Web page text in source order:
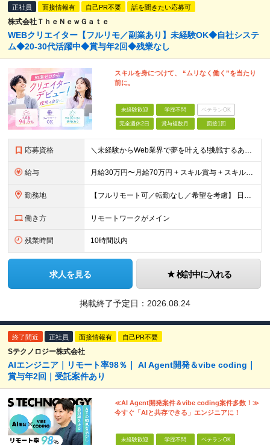
正社員 面接情報有 自己PR不要 話を聞きたい応募可
株式会社ＴｈｅＮｅｗＧａｔｅ
WEBクリエイター【フルリモ／副業あり】未経験OK◆自社システ
ム◆20-30代活躍中◆賞与年2回◆残業なし
スキルを身につけて、 “ムリなく働く”を当たり
前に。
未経験歓迎 学歴不問 ベテランOK
完全週休2日 賞与複数月 面接1回
応募資格 ＼未経験からWeb業界で夢を叶える!挑戦するあなたを全力サポート／ ★学歴・経験不問! ★未経験・クリエイティブ系スクール卒業生・第二新卒歓迎! ★社会人未経験OK! ★将来の幹部候補採用 『PCに
給与 月給30万円〜月給70万円 + スキル賞与 + スキルインセンティブ ※研修期間は有期雇用契約社員 ※プロジェクトによって異なる ※上記には(固定残業代¥44,369/30時間)を含む ※エリアによ
勤務地 【フルリモート可／転勤なし／希望を考慮】 日本47都道府県、どこでも就業可能！ (東京支社、群馬本社、北海道支社、宮城支社、愛知支社、大阪支社、福岡支社、千葉支店、神奈川支店、茨城支店、新潟支店、長野
働き方 リモートワークがメイン
残業時間 10時間以内
求人を見る 検討中に入れる
掲載終了予定日： 2026.08.24
終了間近 正社員 面接情報有 自己PR不要
Sテクノロジー株式会社
AIエンジニア｜リモート率98％｜ AI Agent開発＆vibe coding｜
賞与年2回｜受託案件あり
≪AI Agent開発案件＆vibe coding案件多数！≫
今すぐ「AIと共存できる」エンジニアに！
未経験歓迎 学歴不問 ベテランOK